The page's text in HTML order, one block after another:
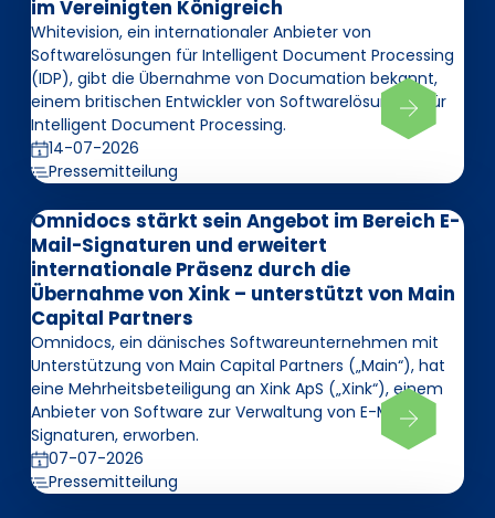
im Vereinigten Königreich
Whitevision, ein internationaler Anbieter von
Softwarelösungen für Intelligent Document Processing
(IDP), gibt die Übernahme von Documation bekannt,
einem britischen Entwickler von Softwarelösungen für
Intelligent Document Processing.
14-07-2026
Pressemitteilung
Omnidocs stärkt sein Angebot im Bereich E-
Mail-Signaturen und erweitert
internationale Präsenz durch die
Übernahme von Xink – unterstützt von Main
Capital Partners
Omnidocs, ein dänisches Softwareunternehmen mit
Unterstützung von Main Capital Partners („Main“), hat
eine Mehrheitsbeteiligung an Xink ApS („Xink“), einem
Anbieter von Software zur Verwaltung von E-Mail-
Signaturen, erworben.
07-07-2026
Pressemitteilung